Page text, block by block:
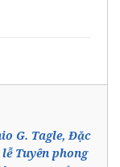
G. Tagle, Đặc
Tuyên phong